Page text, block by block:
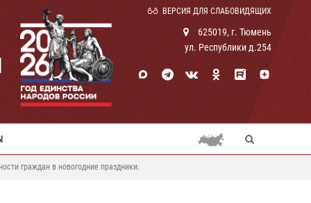
ВЕРСИЯ ДЛЯ СЛАБОВИДЯЩИХ
625019, г. Тюмень
ул. Республики д.254
граждан в новогодние праздники.